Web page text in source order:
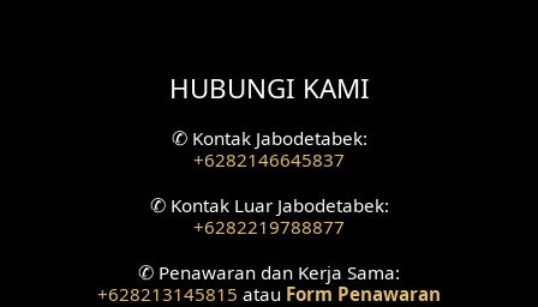
Desain Interior Villa
Desain Plafon
Desain Ruang Tunggu
HUBUNGI KAMI
✆Kontak Jabodetabek:
+6282146645837
✆Kontak Luar Jabodetabek:
+6282219788877
✆ Penawaran dan Kerja Sama:
+628213145815 atau Form Penawaran